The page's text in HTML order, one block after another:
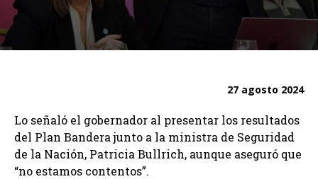
27 agosto 2024
Lo señaló el gobernador al presentar los resultados
del Plan Bandera junto a la ministra de Seguridad
de la Nación, Patricia Bullrich, aunque aseguró que
“no estamos contentos”.